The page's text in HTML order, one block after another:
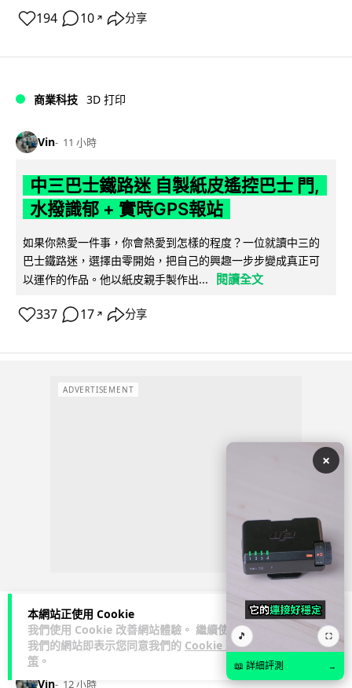
本網站正使用 Cookie
我們使用 Cookie 改善網站體驗。 繼續使用
我們的網站即表示您同意我們的 Cookie 政
策 。
194 10 ↗ 分享
商業科技 3D 打印
Vin 11 小時
中三巴士鐵路迷 自製紙皮遙控巴士 門,
水撥識郁 + 實時GPS報站
如果你熱愛一件事，你會熱愛到怎樣的程度？一位就讀中三的
巴士鐵路迷，選擇由零開始，把自己的興趣一步步變成真正可
以運作的作品。他以紙皮親手製作出...
閱讀全文
337 17 ↗ 分享
ADVERTISEMENT
科技娛樂 生活娛樂 城中熱話
Vin 12 小時
×
🎵 ⛶
📖 詳細評測 →